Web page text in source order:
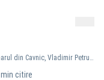
Primarul din Cavnic, Vladimir Petruț: "Prețurile la carburanți ar putea crește de la 1 aprilie"
min citire